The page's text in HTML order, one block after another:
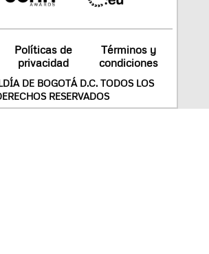
Políticas de
privacidad
Términos y
condiciones
DE BOGOTÁ D.C. TODOS LOS
RESERVADOS